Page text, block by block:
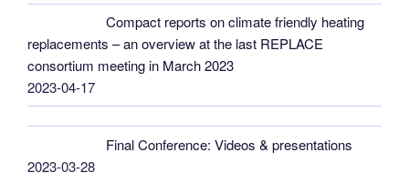
Compact reports on climate friendly heating
replacements – an overview at the last REPLACE
consortium meeting in March 2023
2023-04-17
Final Conference: Videos & presentations
2023-03-28